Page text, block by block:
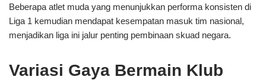
Beberapa atlet muda yang menunjukkan performa konsisten di
Liga 1 kemudian mendapat kesempatan masuk tim nasional,
menjadikan liga ini jalur penting pembinaan skuad negara.
Variasi Gaya Bermain Klub